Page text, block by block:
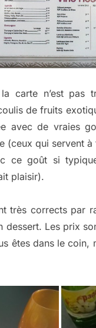
carte n’est pas
de fruits
avec de vraies
(ceux qui servent
ce goût si
plaisir).
très corrects par
Les prix
êtes dans le coin,